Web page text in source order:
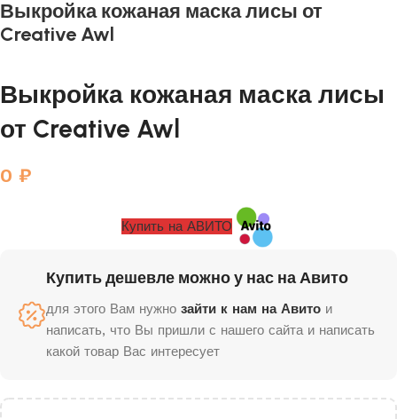
Выкройка кожаная маска лисы от
Creative Awl
Выкройка кожаная маска лисы
от Creative Awl
0 ₽
Купить на АВИТО
Купить дешевле можно у нас на Авито
для этого Вам нужно зайти к нам на Авито и
написать, что Вы пришли с нашего сайта и написать
какой товар Вас интересует